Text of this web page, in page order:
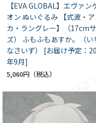
【EVA GLOBAL】エヴァン
オン ぬいぐるみ 【式波・
カ・ラングレー】（17cm
ズ） ふもふもあすか。（い
なさいず） [お届け予定：
年9月]
5,060円